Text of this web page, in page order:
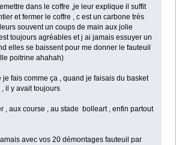
dans le coffre ,je leur explique il suffit
et fermer le coffre , c est un carbone trés
souvent un coups de main aux jolie
toujours agréables et j ai jamais essuyer un
elles se baissent pour me donner le fauteuil
poitrine ahahah)
je fais comme ça , quand je faisais du basket
il y avait toujours
, aux course , au stade bolleart , enfin partout
avec vos 20 démontages fauteuil par